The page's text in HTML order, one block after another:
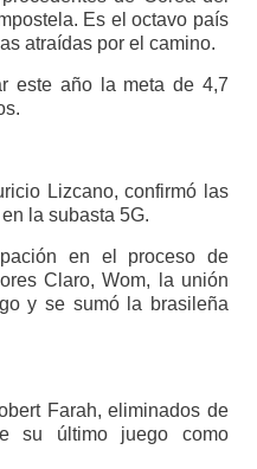
Es el octavo país
atraídas por el camino.
este año la meta de 4,7
Lizcano, confirmó las
la subasta 5G.
en el proceso de
Claro, Wom, la unión
y se sumó la brasileña
Farah, eliminados de
su último juego como